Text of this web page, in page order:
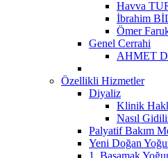
Havva
İbrahim
Ömer
Genel Cerrahi
AHMET
Özellikli Hizmetler
Diyaliz
Klinik
Nasıl
Palyatif Bakım
Yeni Doğan
1. Basamak